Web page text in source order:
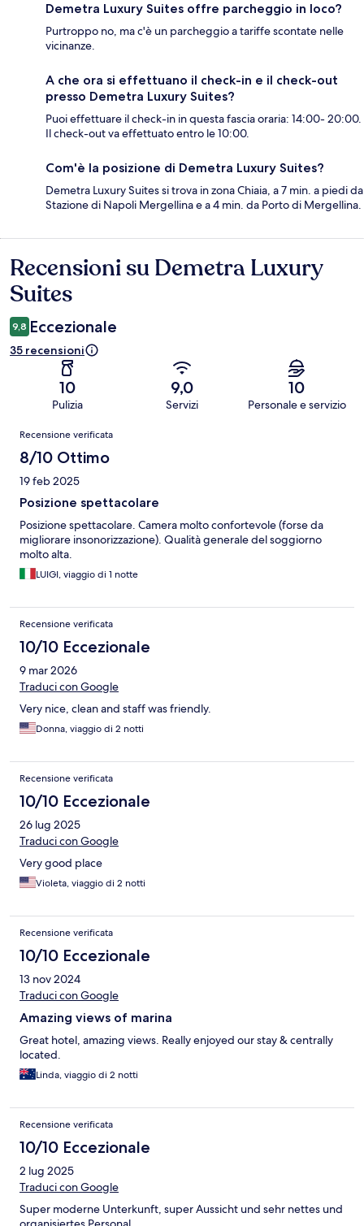
Demetra Luxury Suites offre parcheggio in loco?
Purtroppo no, ma c'è un parcheggio a tariffe scontate nelle
vicinanze.
A che ora si effettuano il check-in e il check-out
presso Demetra Luxury Suites?
Puoi effettuare il check-in in questa fascia oraria: 14:00- 20:00.
Il check-out va effettuato entro le 10:00.
Com'è la posizione di Demetra Luxury Suites?
Demetra Luxury Suites si trova in zona Chiaia, a 7 min. a piedi da
Stazione di Napoli Mergellina e a 4 min. da Porto di Mergellina.
Recensioni
Recensioni su Demetra Luxury
Suites
9,8 Eccezionale
35 recensioni
10
Pulizia
9,0
Servizi
10
Personale e servizio
Recensioni
Recensione verificata
8/10 Ottimo
19 feb 2025
Posizione spettacolare
Posizione spettacolare. Camera molto confortevole (forse da
migliorare insonorizzazione). Qualità generale del soggiorno
molto alta.
LUIGI, viaggio di 1 notte
Recensione verificata
10/10 Eccezionale
9 mar 2026
Traduci con Google
Very nice, clean and staff was friendly.
Donna, viaggio di 2 notti
Recensione verificata
10/10 Eccezionale
26 lug 2025
Traduci con Google
Very good place
Violeta, viaggio di 2 notti
Recensione verificata
10/10 Eccezionale
13 nov 2024
Traduci con Google
Amazing views of marina
Great hotel, amazing views. Really enjoyed our stay & centrally
located.
Linda, viaggio di 2 notti
Recensione verificata
10/10 Eccezionale
2 lug 2025
Traduci con Google
Super moderne Unterkunft, super Aussicht und sehr nettes und